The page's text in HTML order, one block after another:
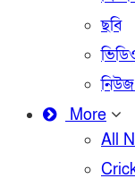
ছবি
More
All